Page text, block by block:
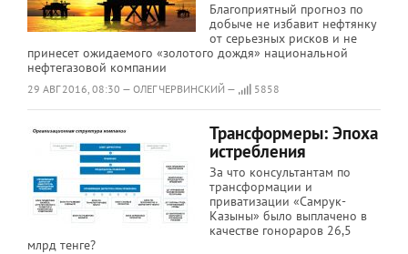
Благоприятный прогноз по
добыче не избавит нефтянку
от серьезных рисков и не
принесет ожидаемого «золотого дождя» национальной
нефтегазовой компании
29 АВГ 2016, 08:30 — ОЛЕГ ЧЕРВИНСКИЙ — 5858
Трансформеры: Эпоха
истребления
За что консультантам по
трансформации и
приватизации «Самрук-
Казыны» было выплачено в
качестве гонораров 26,5
млрд тенге?